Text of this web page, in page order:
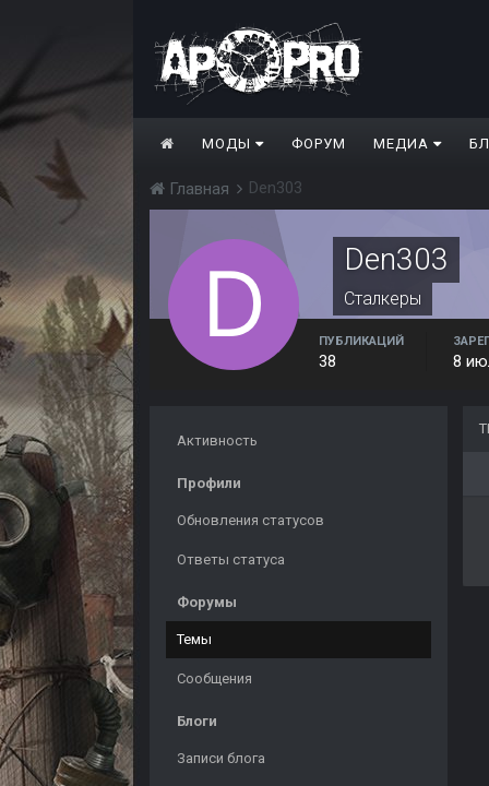
МОДЫ ФОРУМ МЕДИА
Главная Den303
Den303
Сталкеры
ПУБЛИКАЦИЙ
38 8
Активность
Профили
Обновления статусов
Ответы статуса
Форумы
Темы
Сообщения
Блоги
Записи блога